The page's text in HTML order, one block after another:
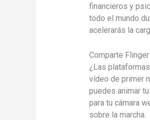
financieros y
todo el mundo
acelerarás la
Comparte
¿Las
vídeo de primer
puedes animar
para tu cámara
sobre la marcha.